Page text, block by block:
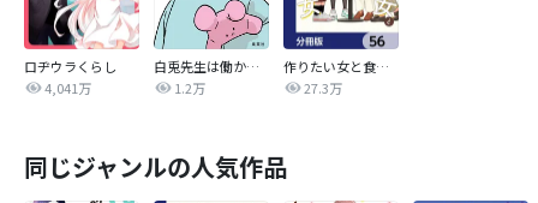
ロヂウラくらし
4,041万
白兎先生は働かない【タテヨミ】
1.2万
作りたい女と食べたい女【分冊版】
27.3万
同じジャンルの人気作品